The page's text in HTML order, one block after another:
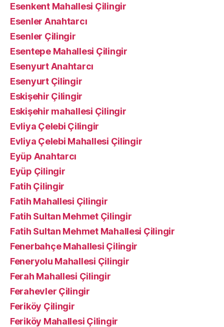
Esenkent Mahallesi Çilingir
Esenler Anahtarcı
Esenler Çilingir
Esentepe Mahallesi Çilingir
Esenyurt Anahtarcı
Esenyurt Çilingir
Eskişehir Çilingir
Eskişehir mahallesi Çilingir
Evliya Çelebi Çilingir
Evliya Çelebi Mahallesi Çilingir
Eyüp Anahtarcı
Eyüp Çilingir
Fatih Çilingir
Fatih Mahallesi Çilingir
Fatih Sultan Mehmet Çilingir
Fatih Sultan Mehmet Mahallesi Çilingir
Fenerbahçe Mahallesi Çilingir
Feneryolu Mahallesi Çilingir
Ferah Mahallesi Çilingir
Ferahevler Çilingir
Feriköy Çilingir
Feriköy Mahallesi Çilingir